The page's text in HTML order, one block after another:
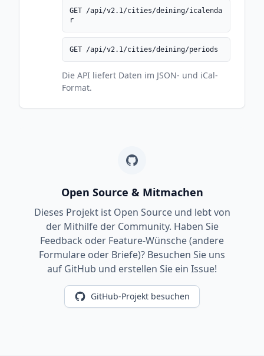
GET /api/v2.1/cities/deining/icalenda
r
GET /api/v2.1/cities/deining/periods
Die API liefert Daten im JSON- und iCal-
Format.
Open Source & Mitmachen
Dieses Projekt ist Open Source und lebt von
der Mithilfe der Community. Haben Sie
Feedback oder Feature-Wünsche (andere
Formulare oder Briefe)? Besuchen Sie uns
auf GitHub und erstellen Sie ein Issue!
GitHub-Projekt besuchen